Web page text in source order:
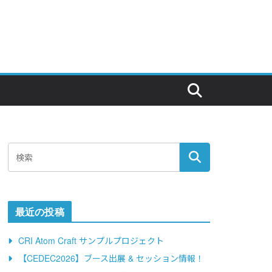
最近の投稿
CRI Atom Craft サンプルプロジェクト
【CEDEC2026】ブース出展 & セッション情報！